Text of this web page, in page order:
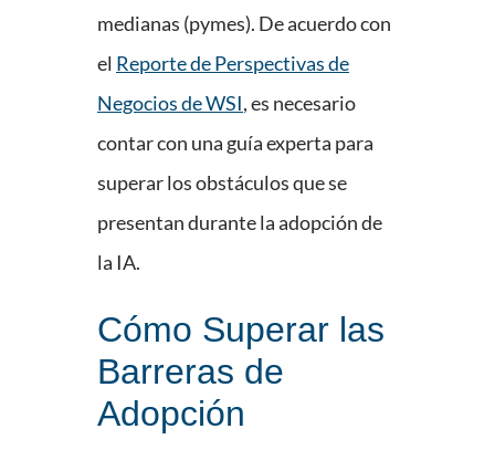
medianas (pymes). De acuerdo con
el Reporte de Perspectivas de
Negocios de WSI, es necesario
contar con una guía experta para
superar los obstáculos que se
presentan durante la adopción de
la IA.
Cómo Superar las
Barreras de
Adopción